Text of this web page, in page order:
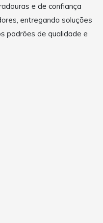
e de confiança
entregando soluções
padrões de qualidade e